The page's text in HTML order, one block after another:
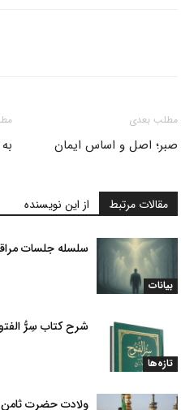
مطلب بعدی
صبر؛ اصل و اساس ایمان
مقالات مرتبط از این نویسنده
بیانات
سلسله جلسات
تازه‌ها
شرح کتاب سِرُّ
ولادت حضرت ثامن